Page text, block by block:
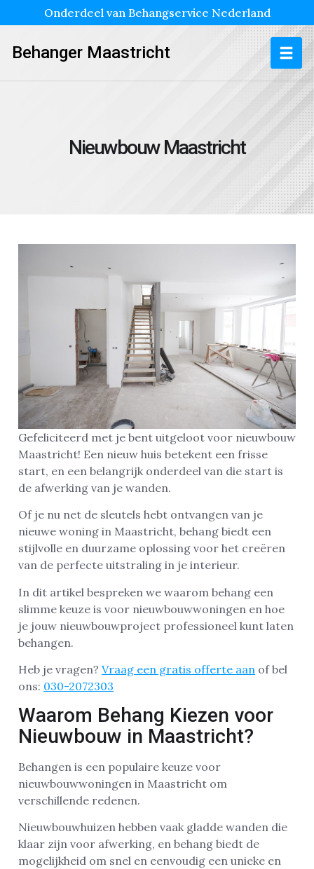
Onderdeel van Behangservice Nederland
Behanger Maastricht
Nieuwbouw Maastricht
Gefeliciteerd met je bent uitgeloot voor nieuwbouw
Maastricht! Een nieuw huis betekent een frisse
start, en een belangrijk onderdeel van die start is
de afwerking van je wanden.
Of je nu net de sleutels hebt ontvangen van je
nieuwe woning in Maastricht, behang biedt een
stijlvolle en duurzame oplossing voor het creëren
van de perfecte uitstraling in je interieur.
In dit artikel bespreken we waarom behang een
slimme keuze is voor nieuwbouwwoningen en hoe
je jouw nieuwbouwproject professioneel kunt laten
behangen.
Heb je vragen? Vraag een gratis offerte aan of bel
ons: 030-2072303
Waarom Behang Kiezen voor
Nieuwbouw in Maastricht?
Behangen is een populaire keuze voor
nieuwbouwwoningen in Maastricht om
verschillende redenen.
Nieuwbouwhuizen hebben vaak gladde wanden die
klaar zijn voor afwerking, en behang biedt de
mogelijkheid om snel en eenvoudig een unieke en